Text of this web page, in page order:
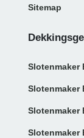
Sitemap
Slotenmaker
Slotenmaker
Slotenmaker
Slotenmaker